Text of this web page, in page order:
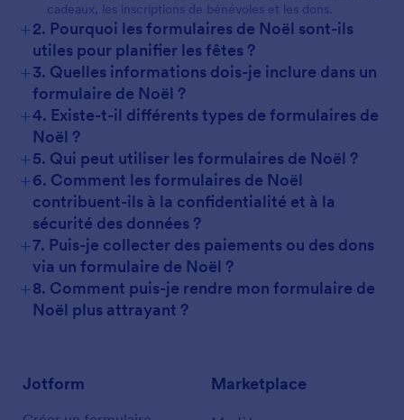
cadeaux, les inscriptions de bénévoles et les dons.
+2. Pourquoi les formulaires de Noël sont-ils
utiles pour planifier les fêtes ?
+3. Quelles informations dois-je inclure dans un
formulaire de Noël ?
+4. Existe-t-il différents types de formulaires de
Noël ?
+5. Qui peut utiliser les formulaires de Noël ?
+6. Comment les formulaires de Noël
contribuent-ils à la confidentialité et à la
sécurité des données ?
+7. Puis-je collecter des paiements ou des dons
via un formulaire de Noël ?
+8. Comment puis-je rendre mon formulaire de
Noël plus attrayant ?
Jotform Marketplace